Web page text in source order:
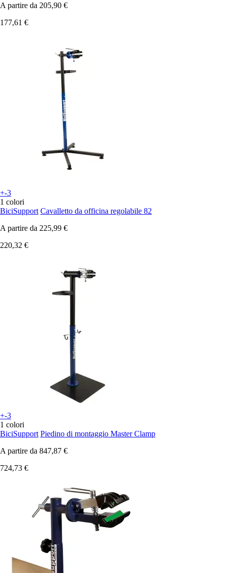
A partire da 205,90 €
177,61 €
+-3
1 colori
BiciSupport Cavalletto da officina regolabile 82
A partire da 225,99 €
220,32 €
+-3
1 colori
BiciSupport Piedino di montaggio Master Clamp
A partire da 847,87 €
724,73 €